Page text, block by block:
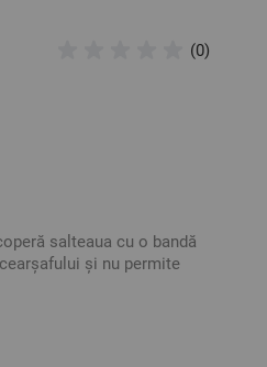
(0)
salteaua cu o bandă
și nu permite
pe gustul